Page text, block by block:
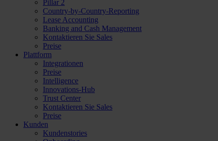
Pillar 2
Country-by-Country-Reporting
Lease Accounting
Banking and Cash Management
Kontaktieren Sie Sales
Preise
Plattform
Integrationen
Preise
Intelligence
Innovations-Hub
Trust Center
Kontaktieren Sie Sales
Preise
Kunden
Kundenstories